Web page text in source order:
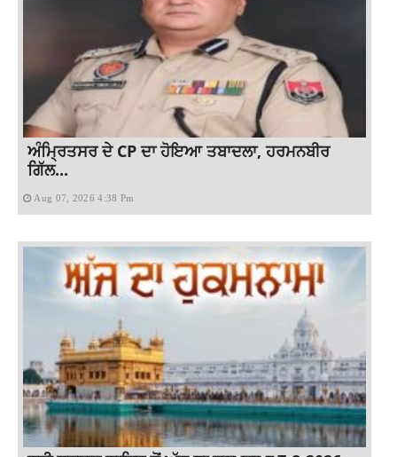
ਅੰਮ੍ਰਿਤਸਰ ਦੇ CP ਦਾ ਹੋਇਆ ਤਬਾਦਲਾ, ਹਰਮਨਬੀਰ
ਗਿੱਲ...
Aug 07, 2026 4:38 Pm